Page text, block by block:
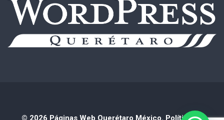
© 2026 Páginas Web Querétaro México. Política de